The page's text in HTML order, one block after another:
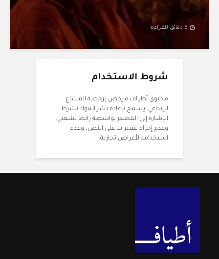
6 دقائق للقراءة
شروط الاستخدام
محتوى أطياف مرخص برخصة المشاع
الإبداعي. يسمح بإعادة نشر المواد بشرط
الإشارة إلى المصدر بواسطة رابط تشعبي،
وعدم إجراء تغييرات على النص، وعدم
استخدامه لأغراض تجارية.